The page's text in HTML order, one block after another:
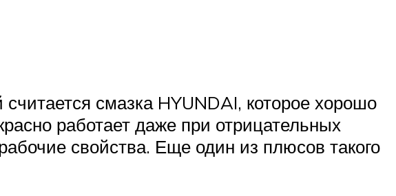
смазка HYUNDAI, которое хорошо
работает даже при отрицательных
свойства. Еще один из плюсов такого